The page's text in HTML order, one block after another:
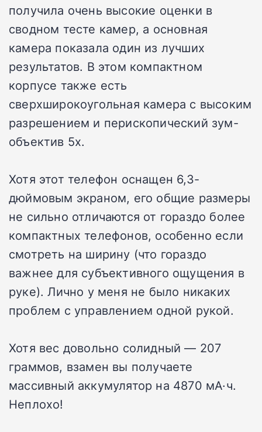
получила очень высокие оценки в
сводном тесте камер, а основная
камера показала один из лучших
результатов. В этом компактном
корпусе также есть
сверхширокоугольная камера с высоким
разрешением и перископический зум-
объектив 5x.
Хотя этот телефон оснащен 6,3-
дюймовым экраном, его общие размеры
не сильно отличаются от гораздо более
компактных телефонов, особенно если
смотреть на ширину (что гораздо
важнее для субъективного ощущения в
руке). Лично у меня не было никаких
проблем с управлением одной рукой.
Хотя вес довольно солидный — 207
граммов, взамен вы получаете
массивный аккумулятор на 4870 мА·ч.
Неплохо!